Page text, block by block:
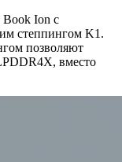
Book Ion с
степпингом K1.
позволяют
вместо